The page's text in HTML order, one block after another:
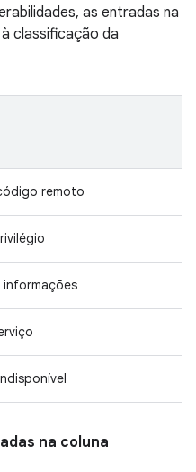
as entradas na
classificação da
remoto
informações
na coluna